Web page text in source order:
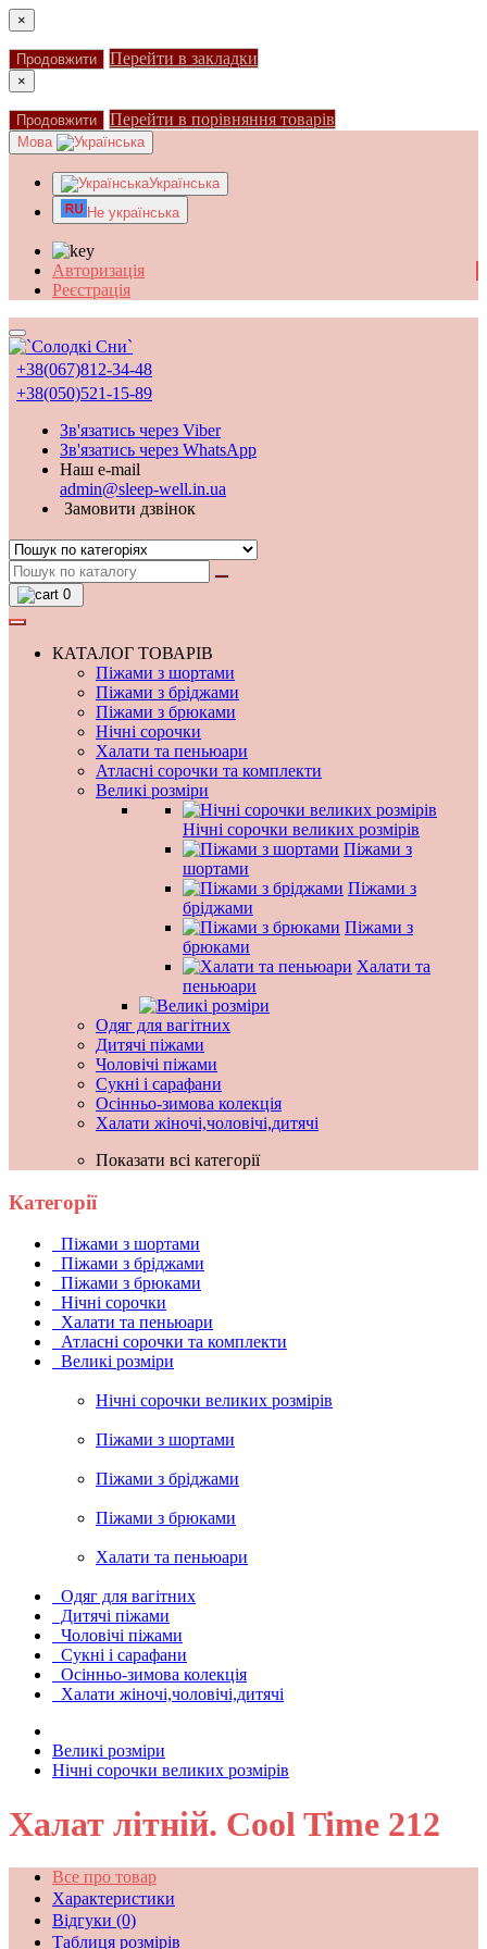
×
Продовжити Перейти в закладки
×
Продовжити Перейти в порівняння товарів
Мова
Українська
Не українська
Авторизація
Реєстрація
+38(067)812-34-48
+38(050)521-15-89
Зв'язатись через Viber
Зв'язатись через WhatsApp
Наш e-mail
admin@sleep-well.in.ua
Замовити дзвінок
0
КАТАЛОГ ТОВАРІВ
Піжами з шортами
Піжами з бріджами
Піжами з брюками
Нічні сорочки
Халати та пеньюари
Атласні сорочки та комплекти
Великі розміри
Нічні сорочки великих розмірів
Піжами з
шортами
Піжами з
бріджами
Піжами з
брюками
Халати та
пеньюари
Одяг для вагітних
Дитячі піжами
Чоловічі піжами
Сукні і сарафани
Осінньо-зимова колекція
Халати жіночі,чоловічі,дитячі
Показати всі категорії
Категорії
Піжами з шортами
Піжами з бріджами
Піжами з брюками
Нічні сорочки
Халати та пеньюари
Атласні сорочки та комплекти
Великі розміри
Нічні сорочки великих розмірів
Піжами з шортами
Піжами з бріджами
Піжами з брюками
Халати та пеньюари
Одяг для вагітних
Дитячі піжами
Чоловічі піжами
Сукні і сарафани
Осінньо-зимова колекція
Халати жіночі,чоловічі,дитячі
Великі розміри
Нічні сорочки великих розмірів
Халат літній. Cool Time 212
Все про товар
Характеристики
Відгуки (0)
Таблиця розмірів